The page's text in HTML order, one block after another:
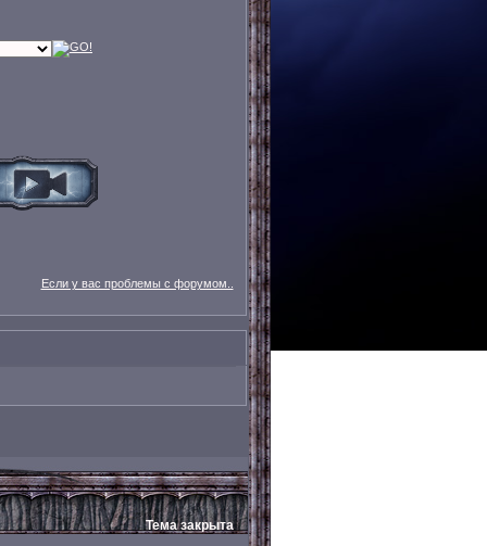
Если у вас проблемы с форумом..
Тема закрыта